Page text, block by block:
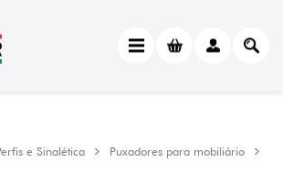
e Sinalética
Puxadores para mobiliário